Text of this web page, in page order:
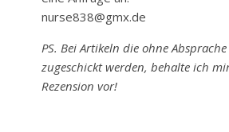
nurse838@gmx.de
PS. Bei Artikeln die ohne Absprache
zugeschickt werden, behalte ich
Rezension vor!